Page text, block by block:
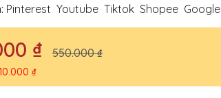
Pinterest Youtube Tiktok Shopee Google
₫ 550.000 ₫
₫